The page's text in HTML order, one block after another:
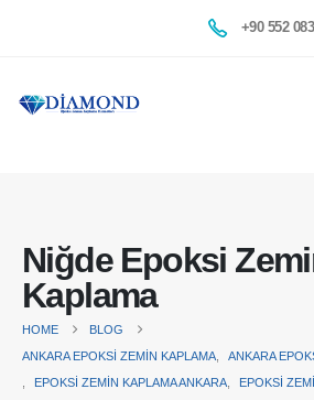
+90 552
Niğde Epoksi
Kaplama
HOME
BLOG
ANKARA EPOKSI ZEMIN KAPLAMA
ANKARA
EPOKSI ZEMIN KAPLAMA ANKARA EPOKSI